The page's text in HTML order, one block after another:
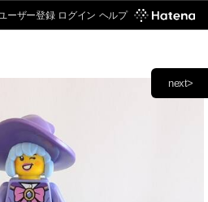
ーザー登録 ログイン ヘルプ
next>